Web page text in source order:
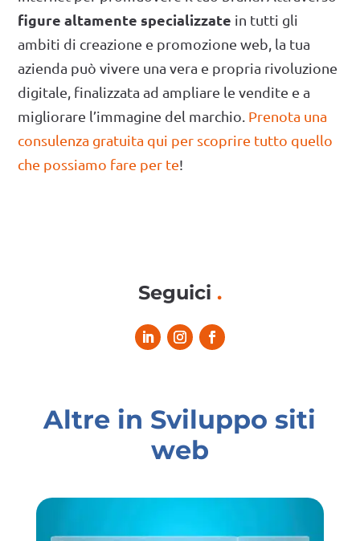
figure altamente specializzate in tutti gli
ambiti di creazione e promozione web, la tua
azienda può vivere una vera e propria rivoluzione
digitale, finalizzata ad ampliare le vendite e a
migliorare l’immagine del marchio. Prenota una
consulenza gratuita qui per scoprire tutto quello
che possiamo fare per te!
Seguici .
Altre in Sviluppo siti
web